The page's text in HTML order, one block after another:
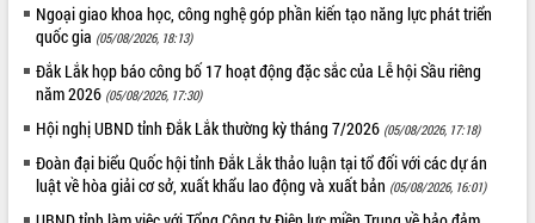
Ngoại giao khoa học, công nghệ góp phần kiến tạo năng lực phát triển
quốc gia (05/08/2026, 18:13)
Đắk Lắk họp báo công bố 17 hoạt động đặc sắc của Lễ hội Sầu riêng
năm 2026 (05/08/2026, 17:30)
Hội nghị UBND tỉnh Đắk Lắk thường kỳ tháng 7/2026 (05/08/2026, 17:18)
Đoàn đại biểu Quốc hội tỉnh Đắk Lắk thảo luận tại tổ đối với các dự án
luật về hòa giải cơ sở, xuất khẩu lao động và xuất bản (05/08/2026, 16:01)